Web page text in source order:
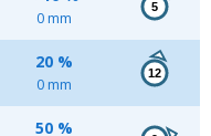
0 mm
5
20 %
0 mm
12
50 %